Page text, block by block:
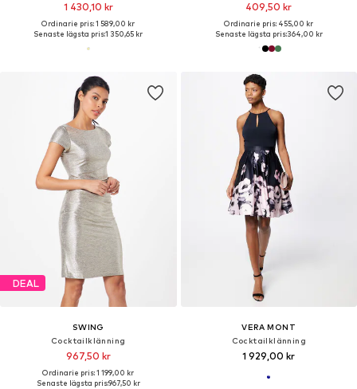
1 430,10 kr
Ordinarie pris: 1 589,00 kr
Senaste lägsta pris:1 350,65 kr
409,50 kr
Ordinarie pris: 455,00 kr
Senaste lägsta pris:364,00 kr
DEAL
SWING
Cocktailklänning
967,50 kr
Ordinarie pris: 1 199,00 kr
Senaste lägsta pris:967,50 kr
VERA MONT
Cocktailklänning
1 929,00 kr